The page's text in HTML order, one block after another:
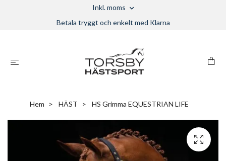
Inkl. moms
Betala tryggt och enkelt med Klarna
Hem HÄST HS Grimma EQUESTRIAN LIFE